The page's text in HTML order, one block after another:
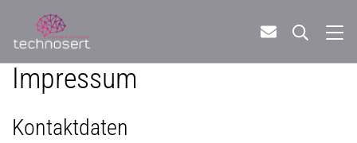
Impressum
Kontaktdaten